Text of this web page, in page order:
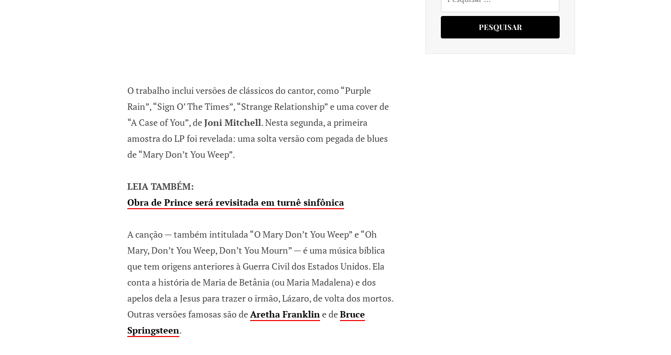
O trabalho inclui versões de clássicos do cantor, como “Purple
Rain”, “Sign O’ The Times”, “Strange Relationship” e uma cover de
“A Case of You”, deJoni Mitchell. Nesta segunda, a primeira
amostra do LP foi revelada: uma solta versão com pegada de blues
de “Mary Don’t You Weep”.
LEIA TAMBÉM:
Obra de Prince será revisitada em turnê sinfônica
A canção — também intitulada “O Mary Don’t You Weep” e “Oh
Mary, Don’t You Weep, Don’t You Mourn” — é uma música bíblica
que tem origens anteriores à Guerra Civil dos Estados Unidos. Ela
conta a história de Maria de Betânia (ou Maria Madalena) e dos
apelos dela a Jesus para trazer o irmão, Lázaro, de volta dos mortos.
Outras versões famosas são deAretha Frankline deBruce
Springsteen.
por: